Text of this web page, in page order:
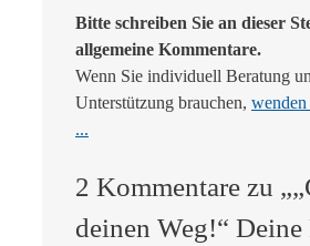
Bitte schreiben Sie an dieser
allgemeine Kommentare.
Wenn Sie individuell Beratung
Unterstützung brauchen, wenden
...
2 Kommentare zu
deinen Weg!“ Deine